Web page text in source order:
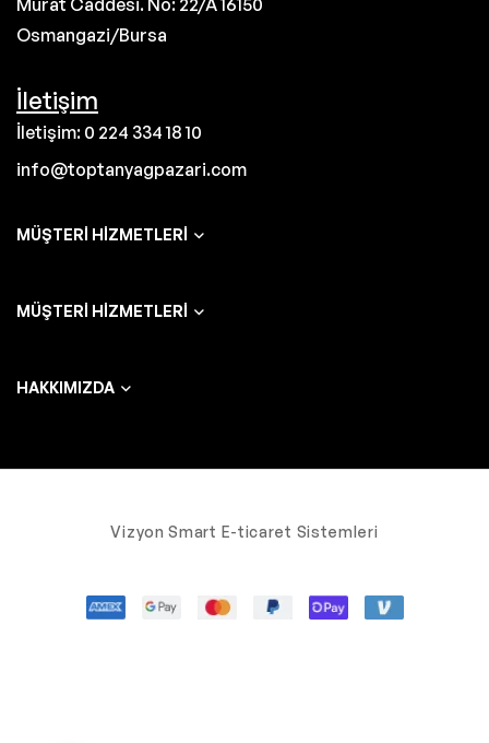
Murat Caddesi. No: 22/A 16150
Osmangazi/Bursa
İletişim
İletişim: 0 224 334 18 10
info@toptanyagpazari.com
MÜŞTERI HIZMETLERI
MÜŞTERI HIZMETLERI
HAKKIMIZDA
Vizyon Smart E-ticaret Sistemleri